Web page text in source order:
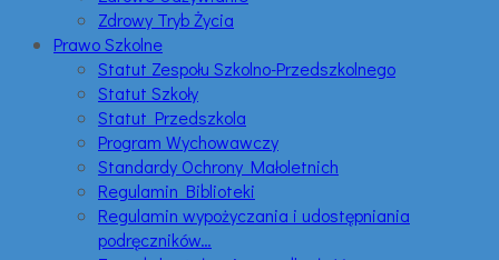
Zdrowy Tryb Życia
Prawo Szkolne
Statut Zespołu Szkolno-Przedszkolnego
Statut Szkoły
Statut Przedszkola
Program Wychowawczy
Standardy Ochrony Małoletnich
Regulamin Biblioteki
Regulamin wypożyczania i udostępniania
podręczników…